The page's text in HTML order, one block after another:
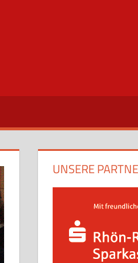
UNSERE